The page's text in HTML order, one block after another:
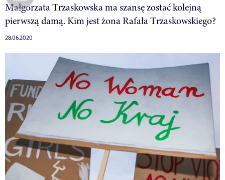
Małgorzata Trzaskowska ma szansę zostać kolejną
pierwszą damą. Kim jest żona Rafała Trzaskowskiego?
28.06.2020